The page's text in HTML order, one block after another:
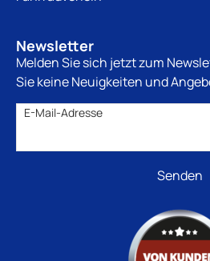
Newsletter
Melden Sie sich jetzt zum
Sie keine Neuigkeiten und
E-Mail-Adresse